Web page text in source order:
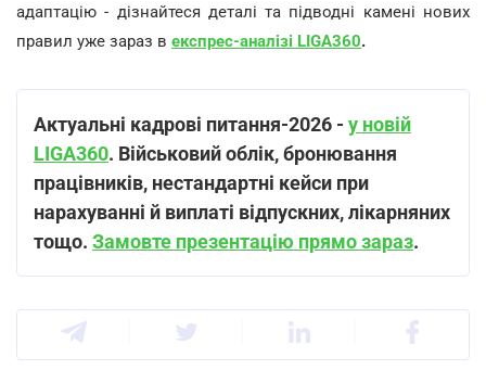
адаптацію - дізнайтеся деталі та підводні камені нових
правил уже зараз в експрес-аналізі LIGA360.
Актуальні кадрові питання-2026 - у новій
LIGA360. Військовий облік, бронювання
працівників, нестандартні кейси при
нарахуванні й виплаті відпускних, лікарняних
тощо. Замовте презентацію прямо зараз.